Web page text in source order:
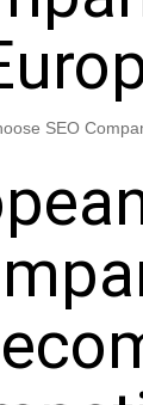
SEO